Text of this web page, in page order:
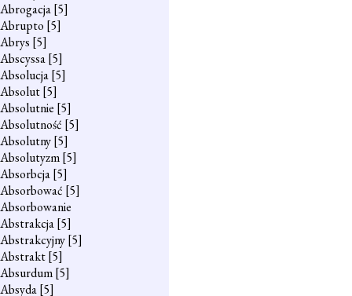
Abrogacja[5]
Abrupto [5]
Abrys [5]
Abscyssa[5]
Absolucja[5]
Absolut[5]
Absolutnie [5]
Absolutność [5]
Absolutny[5]
Absolutyzm[5]
Absorbcja[5]
Absorbować [5]
Absorbowanie
Abstrakcja[5]
Abstrakcyjny[5]
Abstrakt[5]
Absurdum[5]
Absyda[5]